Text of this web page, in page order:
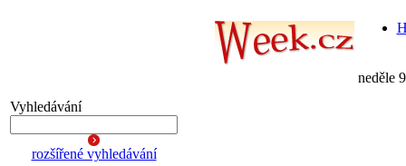
neděle
Vyhledávání
rozšířené vyhledávání